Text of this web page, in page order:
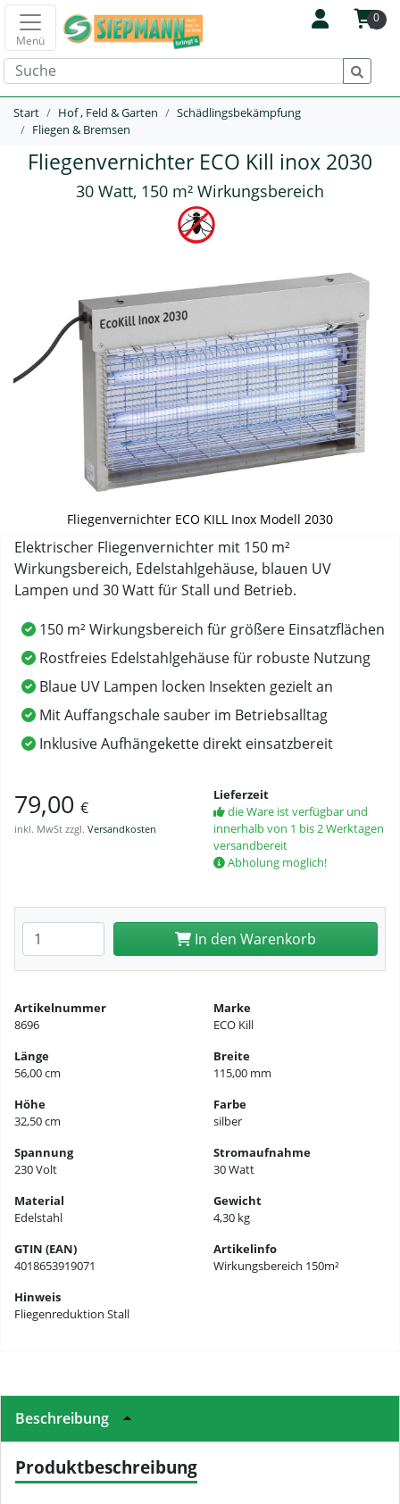
0
Menü
Start Hof , Feld & Garten
Schädlingsbekämpfung
Fliegen & Bremsen
Fliegenvernichter ECO Kill inox 2030
30 Watt, 150 m² Wirkungsbereich
Fliegenvernichter ECO KILL Inox Modell 2030
Elektrischer Fliegenvernichter mit 150 m²
Wirkungsbereich, Edelstahlgehäuse, blauen UV
Lampen und 30 Watt für Stall und Betrieb.
150 m² Wirkungsbereich für größere Einsatzflächen
Rostfreies Edelstahlgehäuse für robuste Nutzung
Blaue UV Lampen locken Insekten gezielt an
Mit Auffangschale sauber im Betriebsalltag
Inklusive Aufhängekette direkt einsatzbereit
79,00 €
inkl. MwSt zzgl. Versandkosten
Lieferzeit
die Ware ist verfügbar und
innerhalb von 1 bis 2 Werktagen
versandbereit
Abholung möglich!
Anzahl eingeben In den Warenkorb
Artikelnummer
8696
Marke
ECO Kill
Länge
56,00 cm
Breite
115,00 mm
Höhe
32,50 cm
Farbe
silber
Spannung
230 Volt
Stromaufnahme
30 Watt
Material
Edelstahl
Gewicht
4,30 kg
GTIN (EAN)
4018653919071
Artikelinfo
Wirkungsbereich 150m²
Hinweis
Fliegenreduktion Stall
Beschreibung
Produktbeschreibung